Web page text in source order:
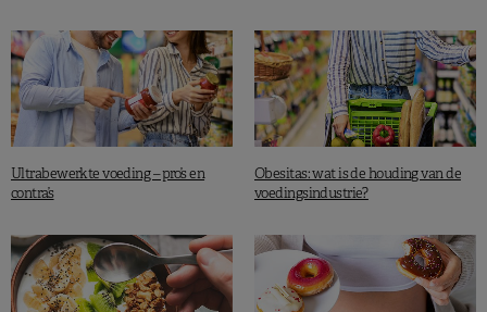
Ultrabewerkte voeding – pro’s en
contra’s
Obesitas: wat is de houding van de
voedingsindustrie?